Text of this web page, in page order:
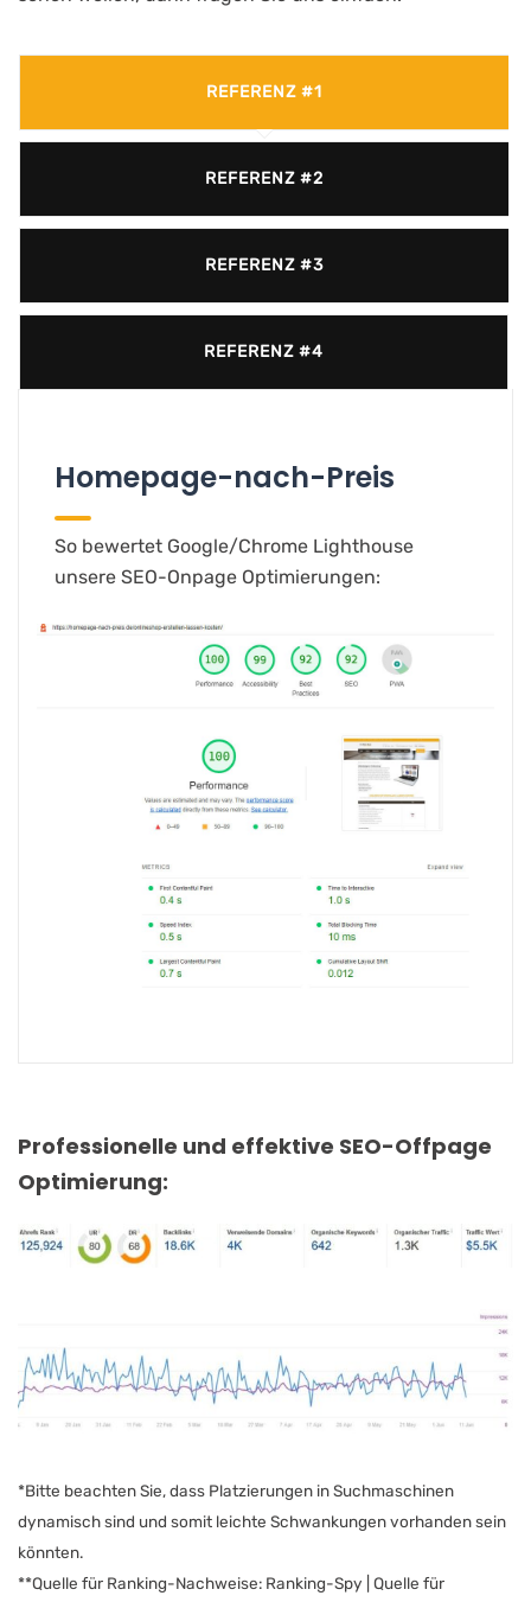
REFERENZ #1
REFERENZ #2
REFERENZ #3
REFERENZ #4
Homepage-nach-Preis
So bewertet Google/Chrome Lighthouse
unsere SEO-Onpage Optimierungen:
Professionelle und effektive SEO-Offpage
Optimierung:
*Bitte beachten Sie, dass Platzierungen in Suchmaschinen
dynamisch sind und somit leichte Schwankungen vorhanden sein
könnten.
**Quelle für Ranking-Nachweise: Ranking-Spy | Quelle für